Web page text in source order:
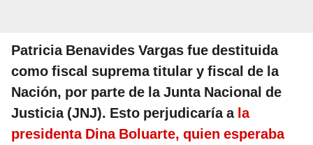
Patricia Benavides Vargas fue destituida
como fiscal suprema titular y fiscal de la
Nación, por parte de la Junta Nacional de
Justicia (JNJ). Esto perjudicaría a la
presidenta Dina Boluarte, quien esperaba